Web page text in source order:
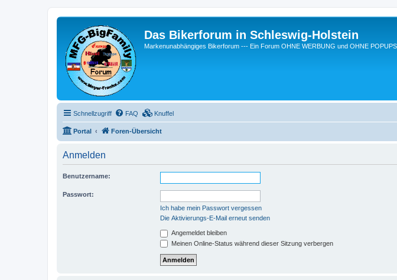
Das Bikerforum in Schleswig-Holstein
Markenunabhängiges Bikerforum --- Ein Forum OHNE WERBUNG und OHNE POPUPS
Schnellzugriff FAQ Knuffel
Portal Foren-Übersicht
Anmelden
Benutzername:
Passwort:
Ich habe mein Passwort vergessen
Die Aktivierungs-E-Mail erneut senden
Angemeldet bleiben
Meinen Online-Status während dieser Sitzung verbergen